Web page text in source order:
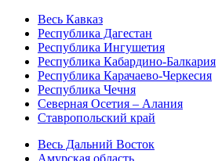
Весь Кавказ
Республика Дагестан
Республика Ингушетия
Республика Кабардино-Балкария
Республика Карачаево-Черкесия
Республика Чечня
Северная Осетия – Алания
Ставропольский край
Весь Дальний Восток
Амурская область